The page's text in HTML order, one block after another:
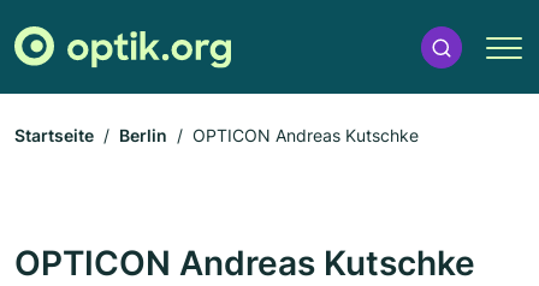
Startseite Berlin OPTICON Andreas Kutschke
OPTICON Andreas Kutschke